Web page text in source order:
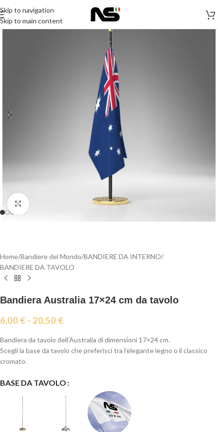
Skip to navigation
Skip to main content
Click to enlarge
Home/Bandiere del Mondo/BANDIERE DA INTERNO/
BANDIERE DA TAVOLO
Bandiera Australia 17×24 cm da tavolo
6,00 € - 20,50 €
Bandiera da tavolo dell’Australia di dimensioni 17×24 cm.
Scegli la base da tavolo che preferisci tra l’elegante legno o il classico
cromato.
BASE DA TAVOLO